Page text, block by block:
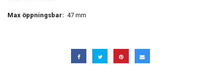
Max öppningsbar: 47 mm